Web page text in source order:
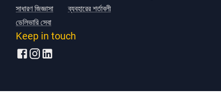
সাধারণ জিজ্ঞাসা
ডেলিভারি সেবা
ব্যবহারের শর্তাবলী
Keep in touch